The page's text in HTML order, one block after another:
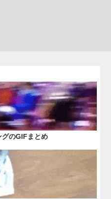
グのGIFまとめ